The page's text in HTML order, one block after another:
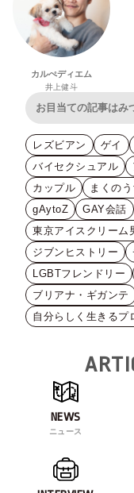
カルぺディエム
井上健斗
レズビアン ゲイ
バイセクシュアル
カップル
まくの
gAytoZ
GAY会話
東京アイスクリーム
ジブンヒストリー
LGBTフレンドリー
ブリアナ・ギガンテ
自分らしく生きるプ
NEWS
ニュース